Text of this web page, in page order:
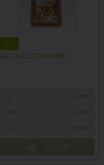
BIO NACKTHAFER
1kg 4,79 € *
2,5 kg 11,49 € *
5 kg 21,95 € *